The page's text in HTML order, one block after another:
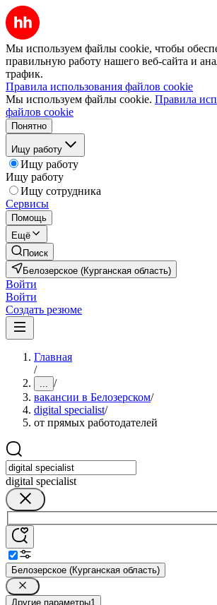
Мы используем файлы cookie, чтобы
правильную работу нашего веб-сайта и
трафик.
Правила использования файлов cookie
Мы используем файлы cookie. Правила
файлов cookie
Понятно
Ищу работу
Ищу работу
Ищу работу
Ищу сотрудника
Сервисы
Помощь
Ещё
Поиск
Белозерское (Курганская область)
Войти
Войти
Создать резюме
Главная
/
... /
вакансии в Белозерском/
digital specialist/
от прямых работодателей
digital specialist
Белозерское (Курганская область)
Другие параметры1